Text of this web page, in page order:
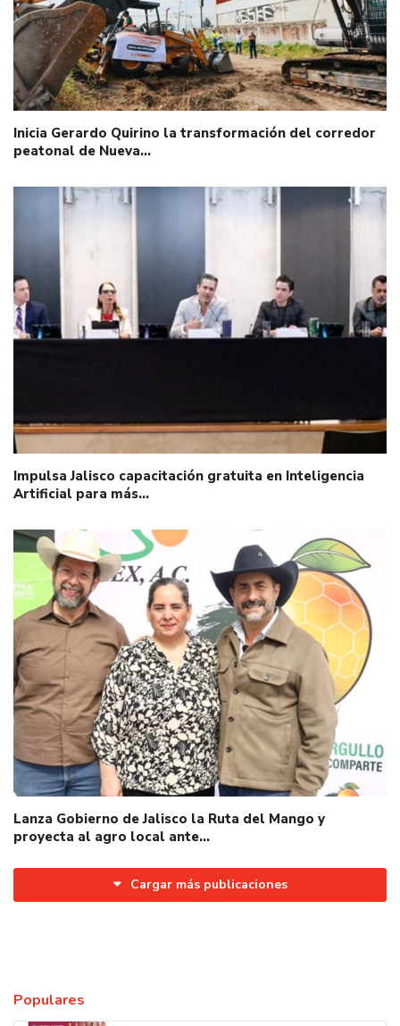
Inicia Gerardo Quirino la transformación del corredor
peatonal de Nueva…
Impulsa Jalisco capacitación gratuita en Inteligencia
Artificial para más…
Lanza Gobierno de Jalisco la Ruta del Mango y
proyecta al agro local ante…
Cargar más publicaciones
Populares